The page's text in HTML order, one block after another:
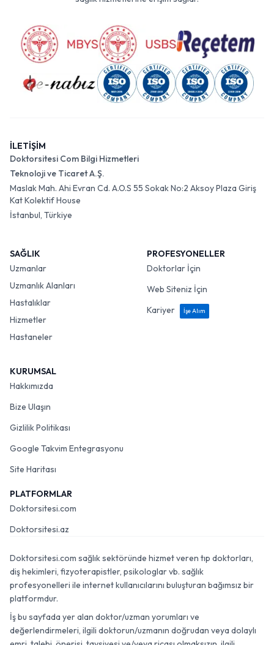
İLETİŞİM
Doktorsitesi Com Bilgi Hizmetleri
Teknoloji ve Ticaret A.Ş.
Maslak Mah. Ahi Evran Cd. A.O.S 55 Sokak No:2 Aksoy Plaza Giriş
Kat Kolektif House
İstanbul, Türkiye
SAĞLIK
Uzmanlar
Uzmanlık Alanları
Hastalıklar
Hizmetler
Hastaneler
PROFESYONELLER
Doktorlar İçin
Web Siteniz İçin
Kariyer
İşe Alım
KURUMSAL
Hakkımızda
Bize Ulaşın
Gizlilik Politikası
Google Takvim Entegrasyonu
Site Haritası
PLATFORMLAR
Doktorsitesi.com
Doktorsitesi.az
Doktorsitesi.com sağlık sektöründe hizmet veren tıp doktorları,
diş hekimleri, fizyoterapistler, psikologlar vb. sağlık
profesyonelleri ile internet kullanıcılarını buluşturan bağımsız bir
platformdur.
İş bu sayfada yer alan doktor/uzman yorumları ve
değerlendirmeleri, ilgili doktorun/uzmanın doğrudan veya dolaylı